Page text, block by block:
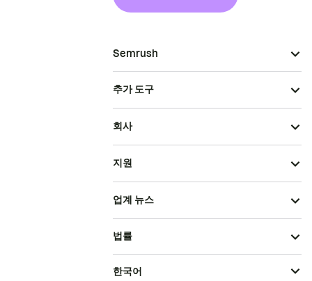
Semrush
추가 도구
회사
지원
업계 뉴스
법률
한국어